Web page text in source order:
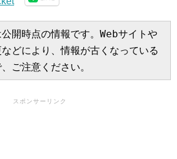
開時点の情報です。Webサイトや
どにより、情報が古くなっている
ご注意ください。
スポンサーリンク